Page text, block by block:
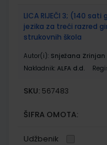
LICA RIJEČI 3; (140
jezika za treći razred
strukovnih škola
Autor(i): Snježana Zrinjan
Nakladnik: ALFA d.d.
SKU: 567483
ŠIFRA OMOTA:
Udžbenik